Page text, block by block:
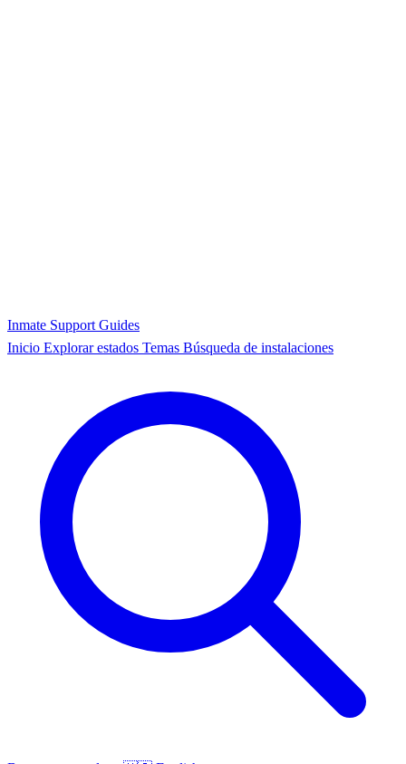
Inmate Support Guides
Inicio Explorar estados Temas Búsqueda de instalaciones